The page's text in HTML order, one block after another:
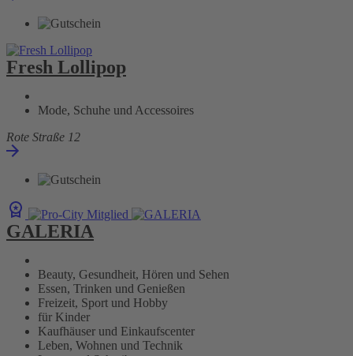
Fresh Lollipop
Mode, Schuhe und Accessoires
Rote Straße 12
GALERIA
Beauty, Gesundheit, Hören und Sehen
Essen, Trinken und Genießen
Freizeit, Sport und Hobby
für Kinder
Kaufhäuser und Einkaufscenter
Leben, Wohnen und Technik